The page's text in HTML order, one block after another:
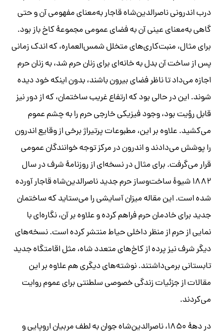
درب اندرونی ناصرالدین‌شاه قاجار به‌معنای مفهومی آن و حتی
گاهی به‌معنای عینی آن به فضای عمومی مجموعۀ کاخ باز بود.
برای مثال، منبت‌کاری‌های متخلل شمس‌العماره، که اندک زمانی
پس از ساخت آن بدل به خانه‌ای برای زنان حرم شد، به زنان حرم
اجازه می‌داد تا ناظر فضای بیرون باشند، بدون اینکه خود دیده
شوند. این در حالی بود که ارتفاع غریب ساختمان، که از دور نیز
قابل رؤیت بود، وجود فیزیکی خارجی حرم را به چشم عموم
می‌کشید. علاوه بر این، مطبوعات پرتیراژ برخی از وقایع اندرون
را پوشش می‌دادند و اندرون در مرکز توجه خوانندگان عمومی
قرار می‌گرفت. برای مثال در نسخه‌ای از روزنامۀ شرف در سال
۱۸۸۲ شیوۀ ساخت‌و‌ساز حرم جدید ناصرالدین‌شاه قاجار آورده
شده است. این مقاله میزان آسایشی را می‌ستاید که ساختمان
جدید برای خادمان حرم فراهم کرده و علاوه بر آن، نگاره‌ای با
نمایی از حرم از منظر داخلی حیاط منتشر کرده است. نسخه‌های
دیگر شرف نیز پرده از کاخ‌های متعدد شاه، مثل اقامتگاه جدید
تابستانی برمی‌داشتند. نوشته‌های دیگری هم علاوه بر این
مقالات از جزئیات زندگی خصوصی سلطنتی برای عموم روایت
می‌کردند.
در دهۀ ۱۸۵۰، ناصرالدین‌شاه جوان به لطف مربیان اروپایی و